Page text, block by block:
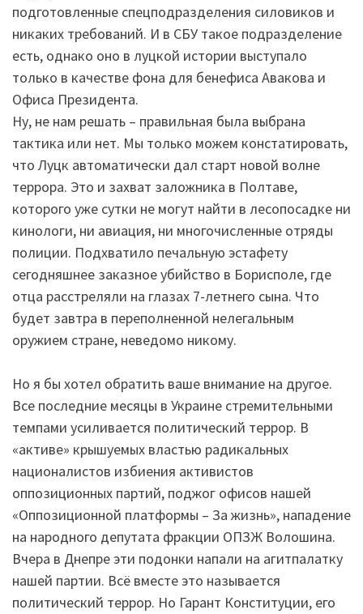
подготовленные спецподразделения силовиков и
никаких требований. И в СБУ такое подразделение
есть, однако оно в луцкой истории выступало
только в качестве фона для бенефиса Авакова и
Офиса Президента.
Ну, не нам решать – правильная была выбрана
тактика или нет. Мы только можем констатировать,
что Луцк автоматически дал старт новой волне
террора. Это и захват заложника в Полтаве,
которого уже сутки не могут найти в лесопосадке ни
кинологи, ни авиация, ни многочисленные отряды
полиции. Подхватило печальную эстафету
сегодняшнее заказное убийство в Борисполе, где
отца расстреляли на глазах 7-летнего сына. Что
будет завтра в переполненной нелегальным
оружием стране, неведомо никому.
Но я бы хотел обратить ваше внимание на другое.
Все последние месяцы в Украине стремительными
темпами усиливается политический террор. В
«активе» крышуемых властью радикальных
националистов избиения активистов
оппозиционных партий, поджог офисов нашей
«Оппозиционной платформы – За жизнь», нападение
на народного депутата фракции ОПЗЖ Волошина.
Вчера в Днепре эти подонки напали на агитпалатку
нашей партии. Всё вместе это называется
политический террор. Но Гарант Конституции, его